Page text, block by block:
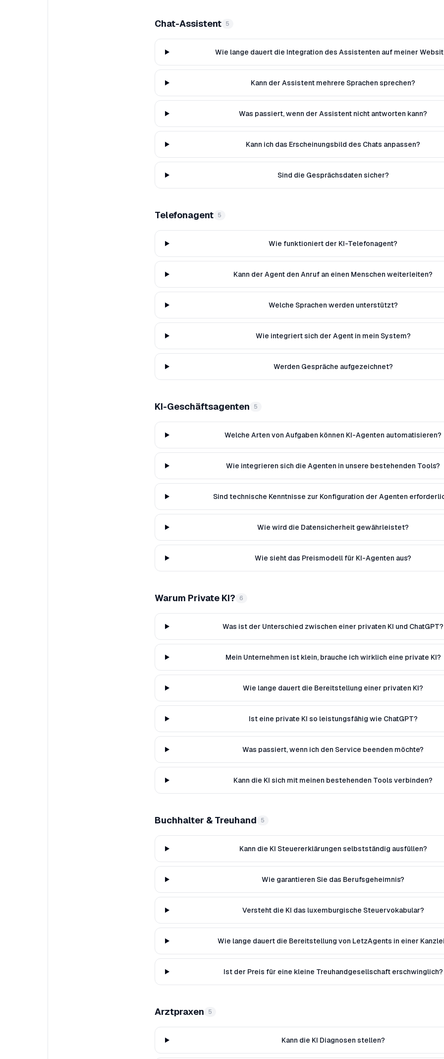
Chat-Assistent 5
Wie lange dauert die Integration des Assistenten auf meiner
Kann der Assistent mehrere Sprachen sprechen?
Was passiert, wenn der Assistent nicht antworten kann?
Kann ich das Erscheinungsbild des Chats anpassen?
Sind die Gesprächsdaten sicher?
Telefonagent 5
Wie funktioniert der KI-Telefonagent?
Kann der Agent den Anruf an einen Menschen weiterleiten?
Welche Sprachen werden unterstützt?
Wie integriert sich der Agent in mein System?
Werden Gespräche aufgezeichnet?
KI-Geschäftsagenten 5
Welche Arten von Aufgaben können KI-Agenten automatisieren?
Wie integrieren sich die Agenten in unsere bestehenden Tools?
Sind technische Kenntnisse zur Konfiguration der Agenten
Wie wird die Datensicherheit gewährleistet?
Wie sieht das Preismodell für KI-Agenten aus?
Warum Private KI? 6
Was ist der Unterschied zwischen einer privaten KI und ChatGPT?
Mein Unternehmen ist klein, brauche ich wirklich eine private KI?
Wie lange dauert die Bereitstellung einer privaten KI?
Ist eine private KI so leistungsfähig wie ChatGPT?
Was passiert, wenn ich den Service beenden möchte?
Kann die KI sich mit meinen bestehenden Tools verbinden?
Buchhalter & Treuhand 5
Kann die KI Steuererklärungen selbstständig ausfüllen?
Wie garantieren Sie das Berufsgeheimnis?
Versteht die KI das luxemburgische Steuervokabular?
Wie lange dauert die Bereitstellung von LetzAgents in einer
Ist der Preis für eine kleine Treuhandgesellschaft erschwinglich?
Arztpraxen 5
Kann die KI Diagnosen stellen?